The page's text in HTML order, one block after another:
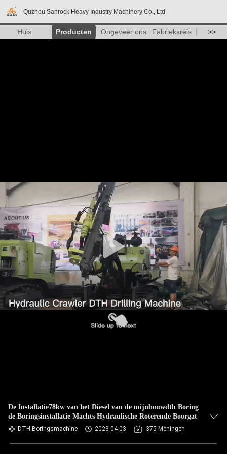
Quzhou Sanrock Heavy Industry Machinery Co., Ltd.
Huis Producten Ongeveer ons Fabrieksreis >>
De Installatie78kw van het Diesel van de mijnbouwdth Boring
de Boringsinstallatie Machts Hydraulische Roterende Boorgat
DTH-Boringsmachine 2023-04-03 375 Meningen